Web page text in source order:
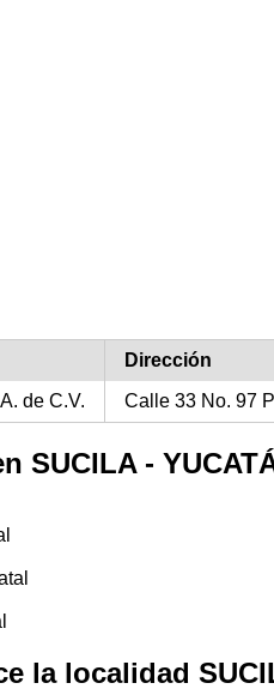
Dirección
de C.V.
Calle 33 No. 97
SUCILA -
la localidad